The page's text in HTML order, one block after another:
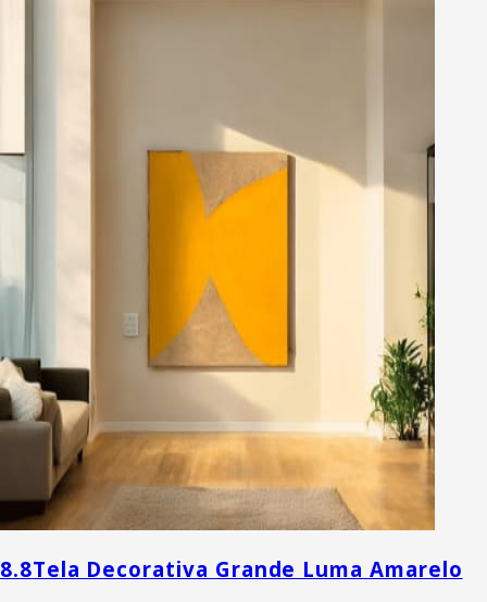
8.8Tela Decorativa Grande Luma Amarelo